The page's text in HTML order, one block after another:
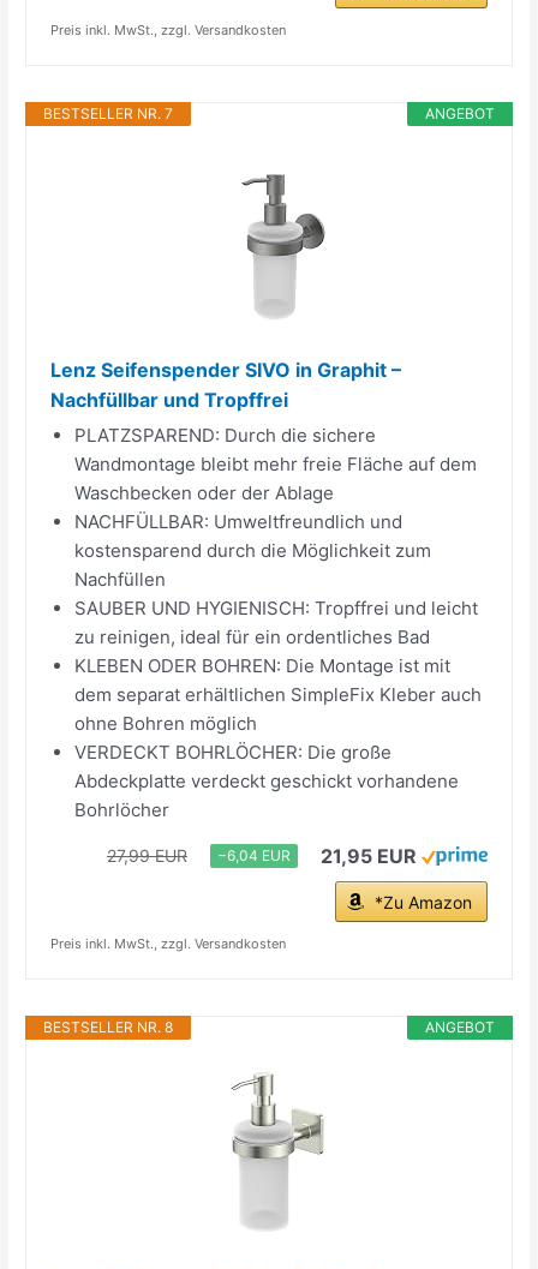
Preis inkl. MwSt., zzgl. Versandkosten
ANGEBOT
BESTSELLER NR. 7
Lenz Seifenspender SIVO in Graphit –
Nachfüllbar und Tropffrei
PLATZSPAREND: Durch die sichere
Wandmontage bleibt mehr freie Fläche auf dem
Waschbecken oder der Ablage
NACHFÜLLBAR: Umweltfreundlich und
kostensparend durch die Möglichkeit zum
Nachfüllen
SAUBER UND HYGIENISCH: Tropffrei und leicht
zu reinigen, ideal für ein ordentliches Bad
KLEBEN ODER BOHREN: Die Montage ist mit
dem separat erhältlichen SimpleFix Kleber auch
ohne Bohren möglich
VERDECKT BOHRLÖCHER: Die große
Abdeckplatte verdeckt geschickt vorhandene
Bohrlöcher
27,99 EUR −6,04 EUR 21,95 EUR
*Zu Amazon
Preis inkl. MwSt., zzgl. Versandkosten
ANGEBOT
BESTSELLER NR. 8